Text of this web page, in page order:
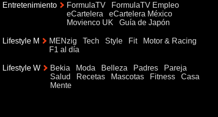
Entretenimiento FormulaTV
FormulaTV Empleo
eCartelera
eCartelera México
Movienco UK
Guía de Japón
Lifestyle M MENzig Tech Style Fit
Motor & Racing
F1 al día
Lifestyle W Bekia Moda Belleza Padres
Pareja
Salud
Recetas Mascotas Fitness
Casa
Mente